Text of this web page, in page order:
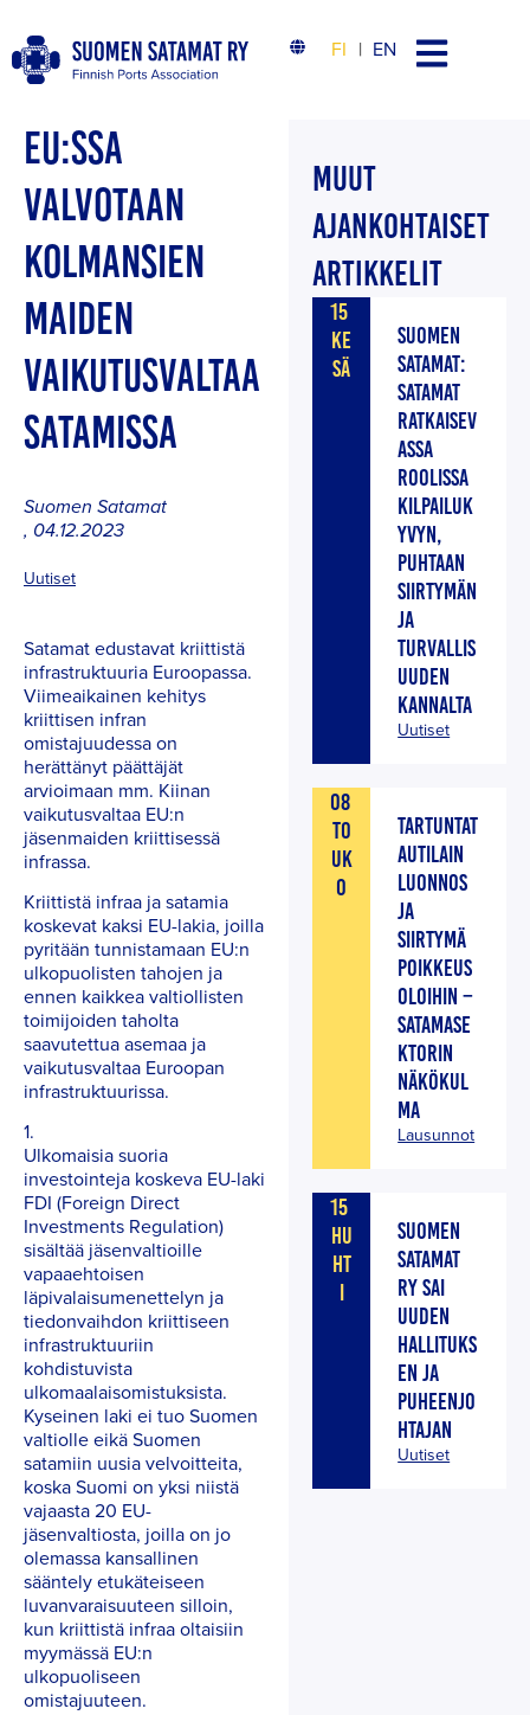
FI EN
EU:SSA
VALVOTAAN
KOLMANSIEN
MAIDEN
VAIKUTUSVALTAA
SATAMISSA
Suomen Satamat
, 04.12.2023
Uutiset
Satamat edustavat kriittistä
infrastruktuuria Euroopassa.
Viimeaikainen kehitys
kriittisen infran
omistajuudessa on
herättänyt päättäjät
arvioimaan mm. Kiinan
vaikutusvaltaa EU:n
jäsenmaiden kriittisessä
infrassa.
Kriittistä infraa ja satamia
koskevat kaksi EU-lakia, joilla
pyritään tunnistamaan EU:n
ulkopuolisten tahojen ja
ennen kaikkea valtiollisten
toimijoiden taholta
saavutettua asemaa ja
vaikutusvaltaa Euroopan
infrastruktuurissa.
1.
Ulkomaisia suoria
investointeja koskeva EU-laki
FDI (Foreign Direct
Investments Regulation)
sisältää jäsenvaltioille
vapaaehtoisen
läpivalaisumenettelyn ja
tiedonvaihdon kriittiseen
infrastruktuuriin
kohdistuvista
ulkomaalaisomistuksista.
Kyseinen laki ei tuo Suomen
valtiolle eikä Suomen
satamiin uusia velvoitteita,
koska Suomi on yksi niistä
vajaasta 20 EU-
jäsenvaltiosta, joilla on jo
olemassa kansallinen
sääntely etukäteiseen
luvanvaraisuuteen silloin,
kun kriittistä infraa oltaisiin
myymässä EU:n
ulkopuoliseen
omistajuuteen.
MUUT
AJANKOHTAISET
ARTIKKELIT
15
KE
SÄ
SUOMEN
SATAMAT:
SATAMAT
RATKAISEV
ASSA
ROOLISSA
KILPAILUK
YVYN,
PUHTAAN
SIIRTYMÄN
JA
TURVALLIS
UUDEN
KANNALTA
Uutiset
08
TO
UK
O
TARTUNTAT
AUTILAIN
LUONNOS
JA
SIIRTYMÄ
POIKKEUS
OLOIHIN –
SATAMASE
KTORIN
NÄKÖKUL
MA
Lausunnot
15
HU
HT
I
SUOMEN
SATAMAT
RY SAI
UUDEN
HALLITUKS
EN JA
PUHEENJO
HTAJAN
Uutiset